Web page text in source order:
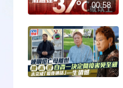
00:58